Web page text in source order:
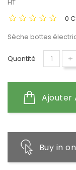
HT
0
Sèche bottes
Quantité +
Ajouter
Buy in